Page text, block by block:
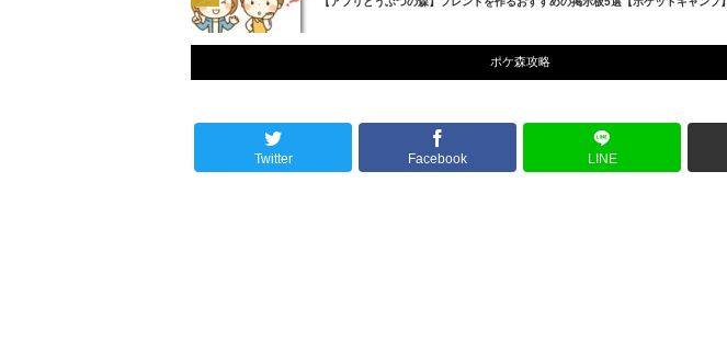
ポケ森攻略
Twitter Facebook LINE